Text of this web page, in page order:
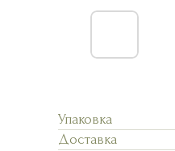
Упаковка
Доставка